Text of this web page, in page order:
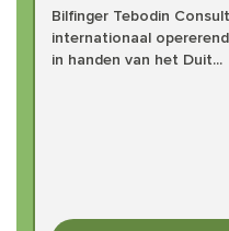
Bilfinger Tebodin
internationaal
in handen van het Duit...